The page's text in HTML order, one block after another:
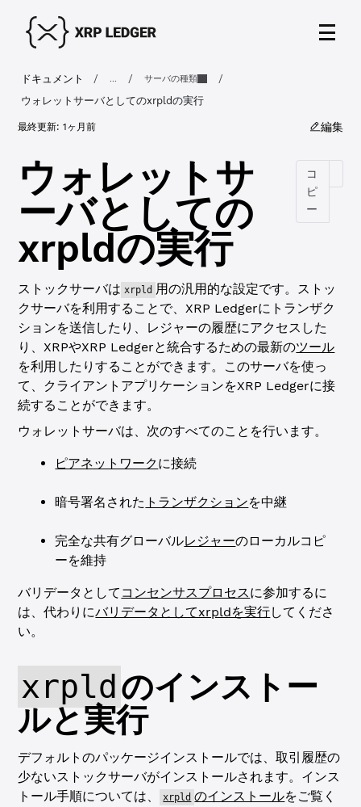
ドキュメント / / サーバの種類
/
ウォレットサーバとしてのxrpldの実行
最終更新:1ヶ月前 編集
ウォレットサ
ーバとしての
xrpldの実行
コ
ピ
ー
ストックサーバは xrpld 用の汎用的な設定です。ストッ
クサーバを利用することで、XRP Ledgerにトランザク
ションを送信したり、レジャーの履歴にアクセスした
り、XRPやXRP Ledgerと統合するための最新のツール
を利用したりすることができます。このサーバを使っ
て、クライアントアプリケーションをXRP Ledgerに接
続することができます。
ウォレットサーバは、次のすべてのことを行います。
ピアネットワークに接続
暗号署名された トランザクションを中継
完全な共有グローバルレジャーのローカルコピ
ーを維持
バリデータとして コンセンサスプロセスに参加するに
は、代わりにバリデータとしてxrpldを実行してくださ
い。
xrpldのインストー
ルと実行
デフォルトのパッケージインストールでは、取引履歴の
少ないストックサーバがインストールされます。インス
トール手順については、
xrpld のインストールをご覧く